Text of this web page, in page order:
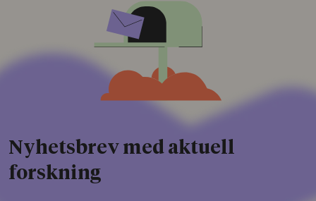
Nyhetsbrev med aktuell
forskning